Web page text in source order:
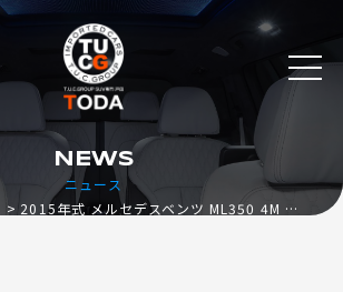
ニュース
NEWS
2015年式 メルセデスベンツ ML350 4M AMGエクスクルーシブ＆レーダーセーフティーPKG 445万円入庫情報！8月24日